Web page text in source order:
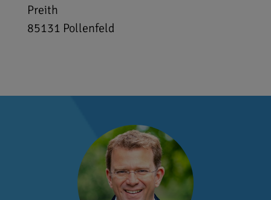
Preith
85131 Pollenfeld